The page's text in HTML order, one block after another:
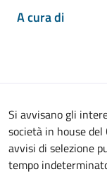
A cura di
Si avvisano gli
società in house
avvisi di selezione
tempo